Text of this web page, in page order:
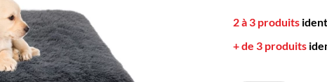
2 à 3 produits
+ de 3 produits